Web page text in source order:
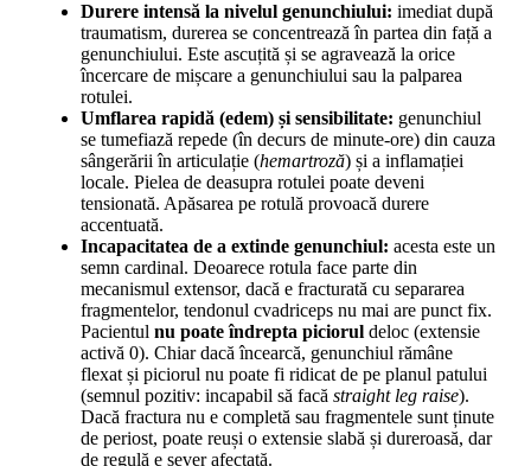
Durere intensă la nivelul genunchiului: imediat după
traumatism, durerea se concentrează în partea din față a
genunchiului. Este ascuțită și se agravează la orice
încercare de mișcare a genunchiului sau la palparea
rotulei.
Umflarea rapidă (edem) și sensibilitate: genunchiul
se tumefiază repede (în decurs de minute-ore) din cauza
sângerării în articulație (hemartroză) și a inflamației
locale. Pielea de deasupra rotulei poate deveni
tensionată. Apăsarea pe rotulă provoacă durere
accentuată.
Incapacitatea de a extinde genunchiul: acesta este un
semn cardinal. Deoarece rotula face parte din
mecanismul extensor, dacă e fracturată cu separarea
fragmentelor, tendonul cvadriceps nu mai are punct fix.
Pacientul nu poate îndrepta piciorul deloc (extensie
activă 0). Chiar dacă încearcă, genunchiul rămâne
flexat și piciorul nu poate fi ridicat de pe planul patului
(semnul pozitiv: incapabil să facă straight leg raise).
Dacă fractura nu e completă sau fragmentele sunt ținute
de periost, poate reuși o extensie slabă și dureroasă, dar
de regulă e sever afectată.